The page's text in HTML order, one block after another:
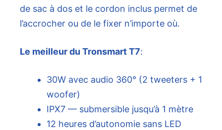
de sac à dos et le cordon inclus permet de
l’accrocher ou de le fixer n’importe où.
Le meilleur du Tronsmart T7:
30W avec audio 360° (2 tweeters + 1
woofer)
IPX7 — submersible jusqu’à 1 mètre
12 heures d’autonomie sans LED